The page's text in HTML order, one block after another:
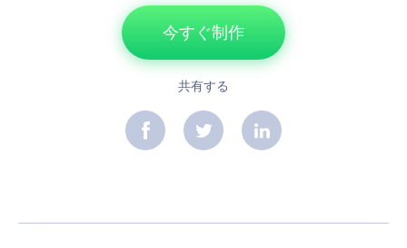
今すぐ制作
共有する